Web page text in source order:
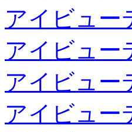
アイビュー
アイビュー
アイビュー
アイビュー